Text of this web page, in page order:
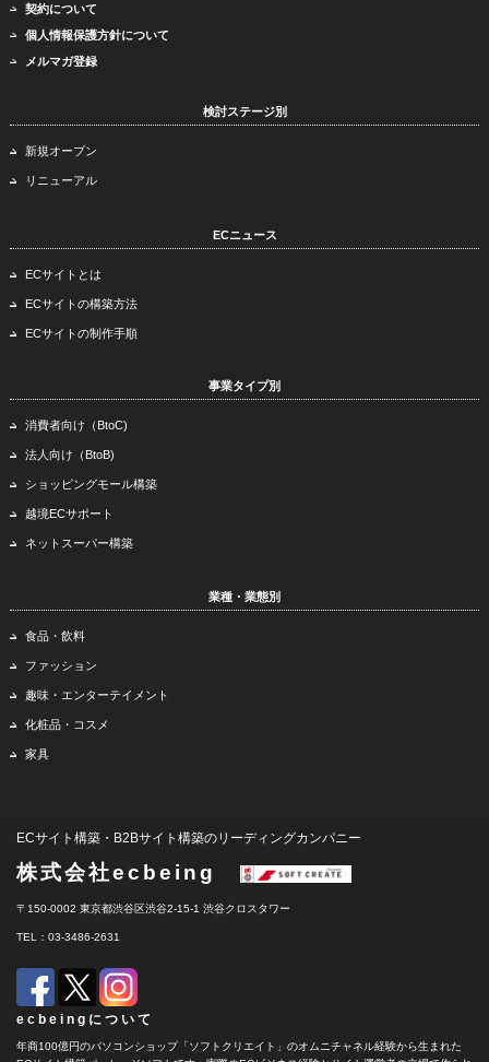
契約について
個人情報保護方針について
メルマガ登録
検討ステージ別
新規オープン
リニューアル
ECニュース
ECサイトとは
ECサイトの構築方法
ECサイトの制作手順
事業タイプ別
消費者向け（BtoC)
法人向け（BtoB)
ショッピングモール構築
越境ECサポート
ネットスーパー構築
業種・業態別
食品・飲料
ファッション
趣味・エンターテイメント
化粧品・コスメ
家具
ECサイト構築・B2Bサイト構築のリーディングカンパニー
株式会社ecbeing
〒150-0002 東京都渋谷区渋谷2-15-1 渋谷クロスタワー
TEL：03-3486-2631
ecbeingについて
年商100億円のパソコンショップ「ソフトクリエイト」のオムニチャネル経験から生まれた